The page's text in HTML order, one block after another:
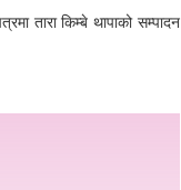
तारा किम्बे थापाको सम्पादन